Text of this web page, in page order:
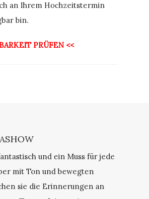
an Ihrem Hochzeitstermin
bin.
PRÜFEN <<
und ein Muss für jede
mit Ton und bewegten
sie die Erinnerungen an